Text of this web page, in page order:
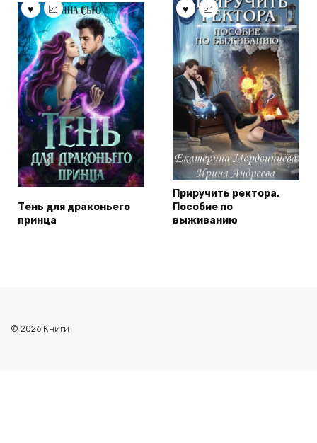
Тень для драконьего
принца
Приручить ректора.
Пособие по
выживанию
© 2026 Книги